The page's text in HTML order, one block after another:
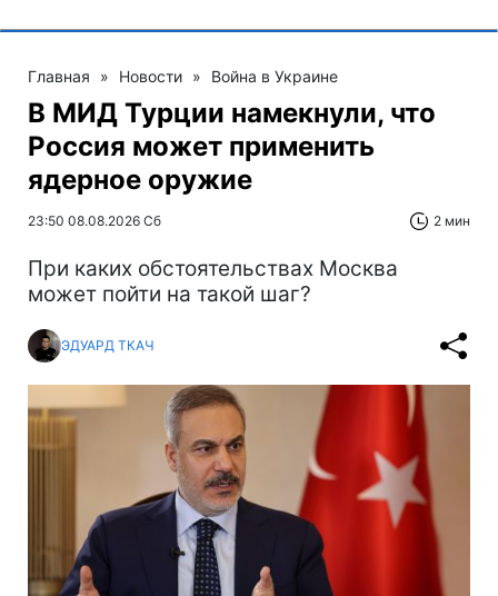
Главная » Новости » Война в Украине
В МИД Турции намекнули, что
Россия может применить
ядерное оружие
23:50 08.08.2026 Сб 2 мин
При каких обстоятельствах Москва
может пойти на такой шаг?
ЭДУАРД ТКАЧ